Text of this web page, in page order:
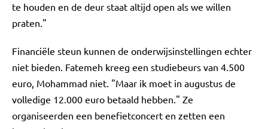
te houden en de deur staat altijd open als we willen
praten."
Financiële steun kunnen de onderwijsinstellingen echter
niet bieden. Fatemeh kreeg een studiebeurs van 4.500
euro, Mohammad niet. "Maar ik moet in augustus de
volledige 12.000 euro betaald hebben." Ze
organiseerden een benefietconcert en zetten een